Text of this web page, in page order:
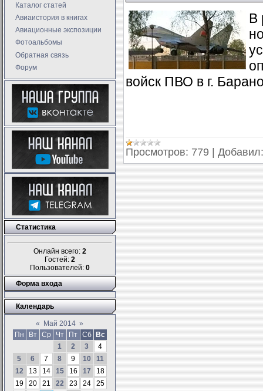
Каталог статей
Авиаистория в книгах
Авиационные экспозиции
Фотоальбомы
Обратная связь
Форум
Статистика
Онлайн всего: 2
Гостей: 2
Пользователей: 0
Форма входа
Календарь
« Май 2014 »
Пн
Вт Ср Чт Пт Сб
Вс
1
2 3
4
5
6 7 8 9 10
11
12
13 14 15 16 17
18
19
20 21 22 23 24
25
В
войск ПВО в г.
Просмотров: 779 Добавил: